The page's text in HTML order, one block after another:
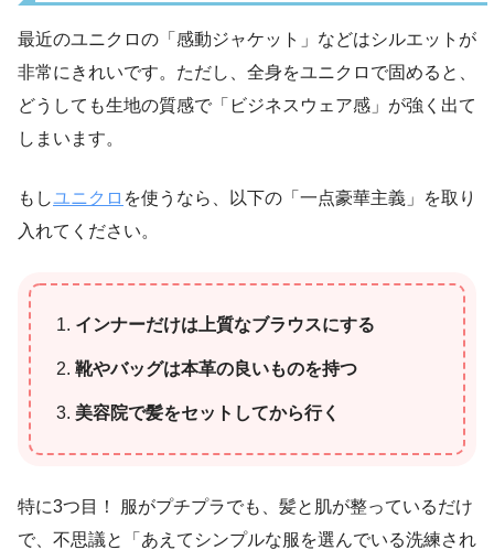
最近のユニクロの「感動ジャケット」などはシルエットが
非常にきれいです。ただし、全身をユニクロで固めると、
どうしても生地の質感で「ビジネスウェア感」が強く出て
しまいます。
もしユニクロ を使うなら、以下の「一点豪華主義」を取り
入れてください。
インナーだけは上質なブラウスにする
靴やバッグは本革の良いものを持つ
美容院で髪をセットしてから行く
特に3つ目！ 服がプチプラでも、髪と肌が整っているだけ
で、不思議と「あえてシンプルな服を選んでいる洗練され